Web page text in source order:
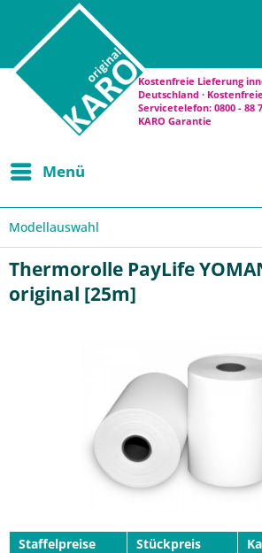
Kostenfreie Lieferung
Deutschland ·
Servicetelefon: 0800 - 88
KARO Garantie
Menü
Modellauswahl
Thermorolle PayLife
original [25m]
Staffelpreise Stückpreis